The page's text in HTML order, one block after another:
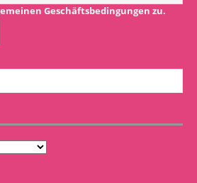
Geschäftsbedingungen zu.